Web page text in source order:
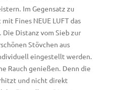
Im Gegensatz zu
Fines NEUE LUFT das
Distanz vom Sieb zur
Stövchen aus
eingestellt werden.
Rauch genießen. Denn die
und nicht direkt